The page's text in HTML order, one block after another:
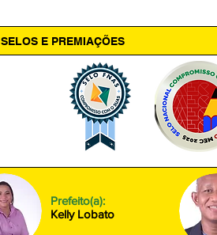
SELOS E PREMIAÇÕES
Prefeito(a):
Kelly Lobato